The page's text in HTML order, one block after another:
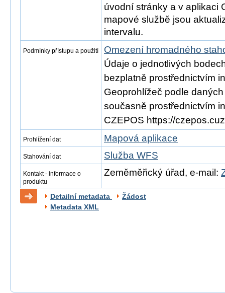
úvodní stránky a v aplikaci
mapové službě jsou
intervalu.
Podmínky přístupu a použití
Omezení hromadného
Údaje o jednotlivých
bezplatně prostřednictvím
Geoprohlížeč podle
současně prostřednictvím
CZEPOS https://
Prohlížení dat Mapová aplikace
Stahování dat Služba WFS
Kontakt - informace o
produktu
Zeměměřický úřad, e-mail:
Detailní metadata
Žádost
Metadata XML